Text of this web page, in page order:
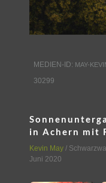
MEDIEN-ID: MAY-
30299
in Achern mit
Kevin May /
Juni 2020